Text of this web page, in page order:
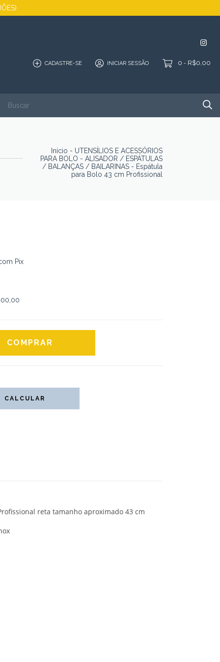
CADASTRE-SE INICIAR SESSÃO 0 - R$0,00
SALDÃO CONTATO
Início - UTENSÍLIOS E ACESSÓRIOS
PARA BOLO - ALISADOR / ESPÁTULAS
/ BALANÇAS / BAILARINAS - Espátula
para Bolo 43 cm Profissional
Pix
CALCULAR
reta tamanho aproximado 43 cm